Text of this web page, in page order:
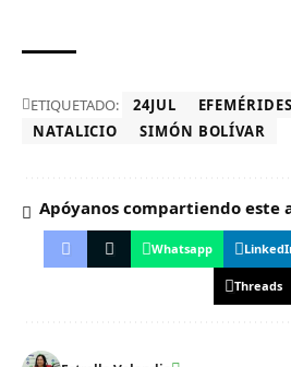
ETIQUETADO: 24JUL EFEMÉRIDES
NATALICIO
SIMÓN BOLÍVAR
Apóyanos compartiendo este
Whatsapp
Threads